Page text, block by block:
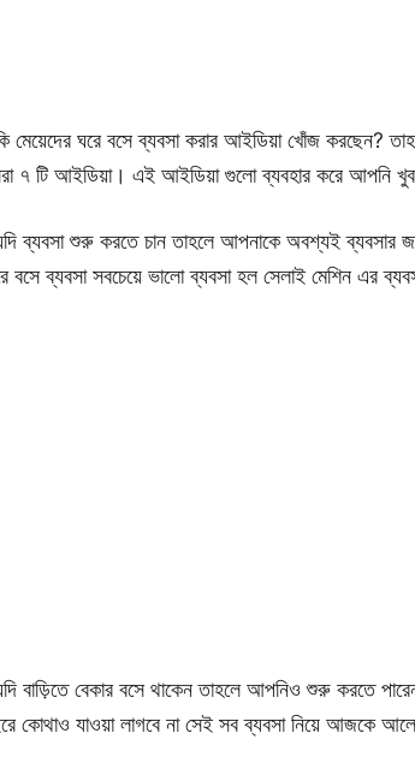
মেয়েদের ঘরে বসে ব্যবসা করার আইডিয়া খোঁজ করছেন?
৭ টি আইডিয়া। এই আইডিয়া গুলো ব্যবহার করে আপনি
ব্যবসা শুরু করতে চান তাহলে আপনাকে অবশ্যই ব্যবসার
বসে ব্যবসা সবচেয়ে ভালো ব্যবসা হল সেলাই মেশিন এর
বাড়িতে বেকার বসে থাকেন তাহলে আপনিও শুরু করতে
কোথাও যাওয়া লাগবে না সেই সব ব্যবসা নিয়ে আজকে